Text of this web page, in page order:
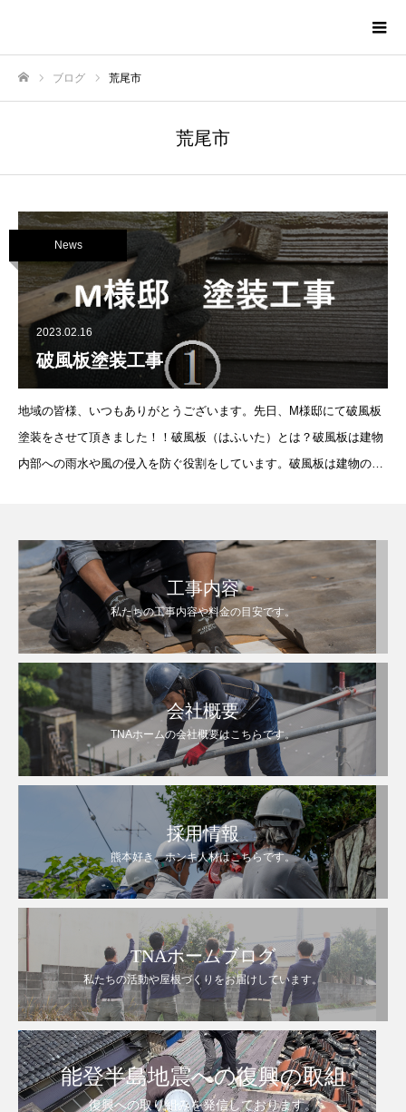
ブログ 荒尾市
荒尾市
News
2023.02.16
破風板塗装工事
地域の皆様、いつもありがとうございます。先日、M様邸にて破風板
塗装をさせて頂きました！！破風板（はふいた）とは？破風板は建物
内部への雨水や風の侵入を防ぐ役割をしています。破風板は建物の中
工事内容
私たちの工事内容や料金の目安です。
会社概要
TNAホームの会社概要はこちらです。
採用情報
熊本好き。ホンキ人材はこちらです。
TNAホームブログ
私たちの活動や屋根づくりをお届けしています。
能登半島地震への復興の取組
復興への取り組みを発信しております。